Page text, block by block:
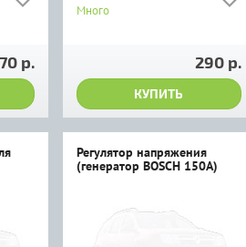
р.
Много
290 р.
КУПИТЬ
Регулятор напряжения
(генератор BOSCH 150А)